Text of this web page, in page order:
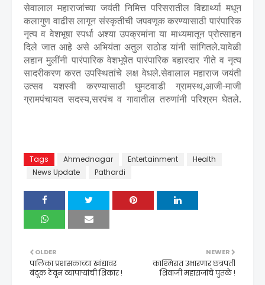
सेवालाल महाराजांच्या जयंती निमित्त परिसरातील विद्यार्थ्या मधून
कलागुण वाढीस लागून संस्कृतीची जपवणूक करण्यासाठी पारंपारिक
नृत्य व वेशभूषा स्पर्धा अश्या उपक्रमांना या माध्यमातून प्रोत्साहन
दिले जात आहे असे अभियंता अतुल राठोड यांनी सांगितले.यावेळी
लहान मुलींनी पारंपारिक वेशभूषेत पारंपारिक बहारदार गीते व नृत्य
सादरीकरण करत उपस्थितांचे लक्ष वेधले.सेवालाल महाराज जयंती
उत्सव यशस्वी करण्यासाठी घुमटवाडी ग्रामस्थ,आजी-माजी
ग्रामपंचायत सदस्य,सरपंच व गावातील तरुणांनी परिश्रम घेतले.
Tags Ahmednagar Entertainment
Health
News Update
Pathardi
NEWER
काश्मिरात उभारणार छत्रपती
शिवाजी महाराजांचे पुतळे !
OLDER
पालिका प्रशासकाच्या खांद्यावर
बंदूक ठेवून व्यापाऱ्यांची शिकार !